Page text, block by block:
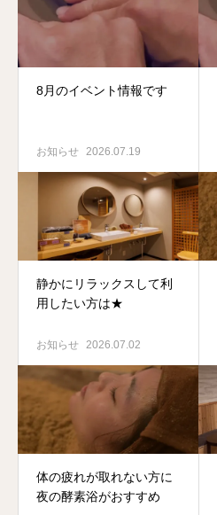
8月のイベント情報です
お知らせ 2026.07.19
静かにリラックスして利
用したい方は★
お知らせ 2026.07.02
体の疲れが取れない方に
夜の酵素浴がおすすめ